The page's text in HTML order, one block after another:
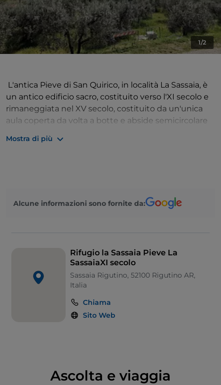
1/2
L'antica Pieve di San Quirico, in località La Sassaia, è
un antico edificio sacro, costituito verso l'XI secolo e
rimaneggiata nel XV secolo, costituito da un'unica
aula coperta da volta a botte e abside semicircolare
sono scandite da paraste su cui si imostano gli archi
Mostra di più
Alcune informazioni sono fornite da:
Rifugio la Sassaia Pieve La
SassaiaXI secolo
Sassaia Rigutino, 52100 Rigutino AR,
Italia
Chiama
Sito Web
Ascolta e viaggia